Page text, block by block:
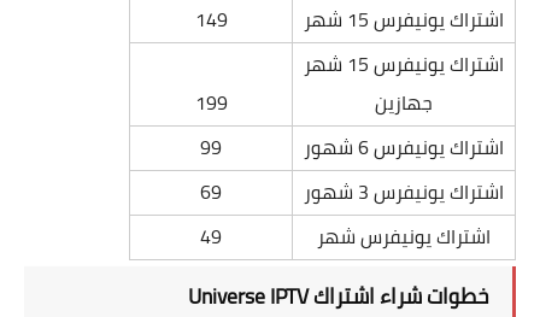
اشتراك يونيفرس 15 شهر
149
اشتراك يونيفرس 15 شهر
جهازين
199
اشتراك يونيفرس 6 شهور
99
اشتراك يونيفرس 3 شهور
69
اشتراك يونيفرس شهر
49
خطوات شراء اشتراك Universe IPTV